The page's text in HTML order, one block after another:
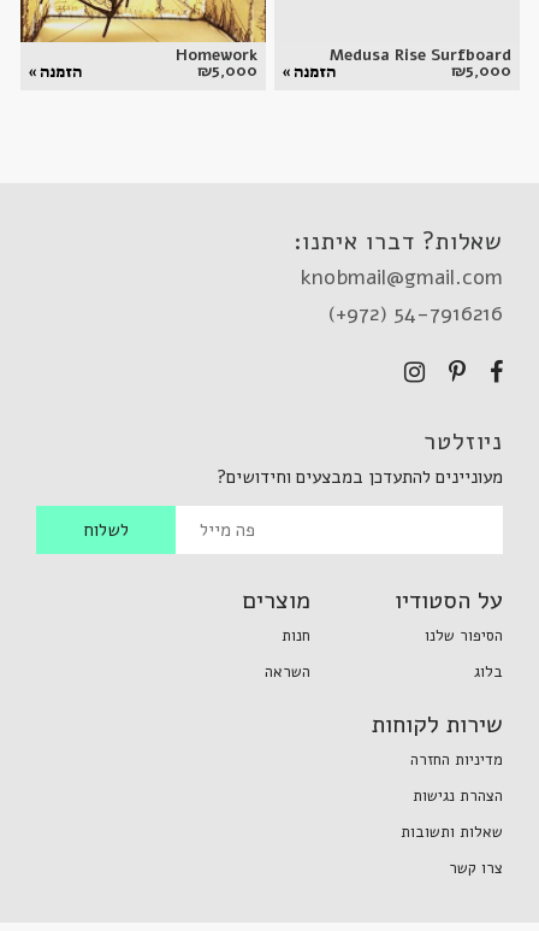
Medusa Rise Surfboard
₪5,000 הזמנה »
Homework
₪5,000 הזמנה »
שאלות? דברו איתנו:
knobmail@gmail.com
(+972) 54-7916216
ניוזלטר
מעוניינים להתעדכן במבצעים וחידושים?
על הסטודיו
הסיפור שלנו
בלוג
מוצרים
חנות
השראה
שירות לקוחות
מדיניות החזרה
הצהרת נגישות
שאלות ותשובות
צרו קשר